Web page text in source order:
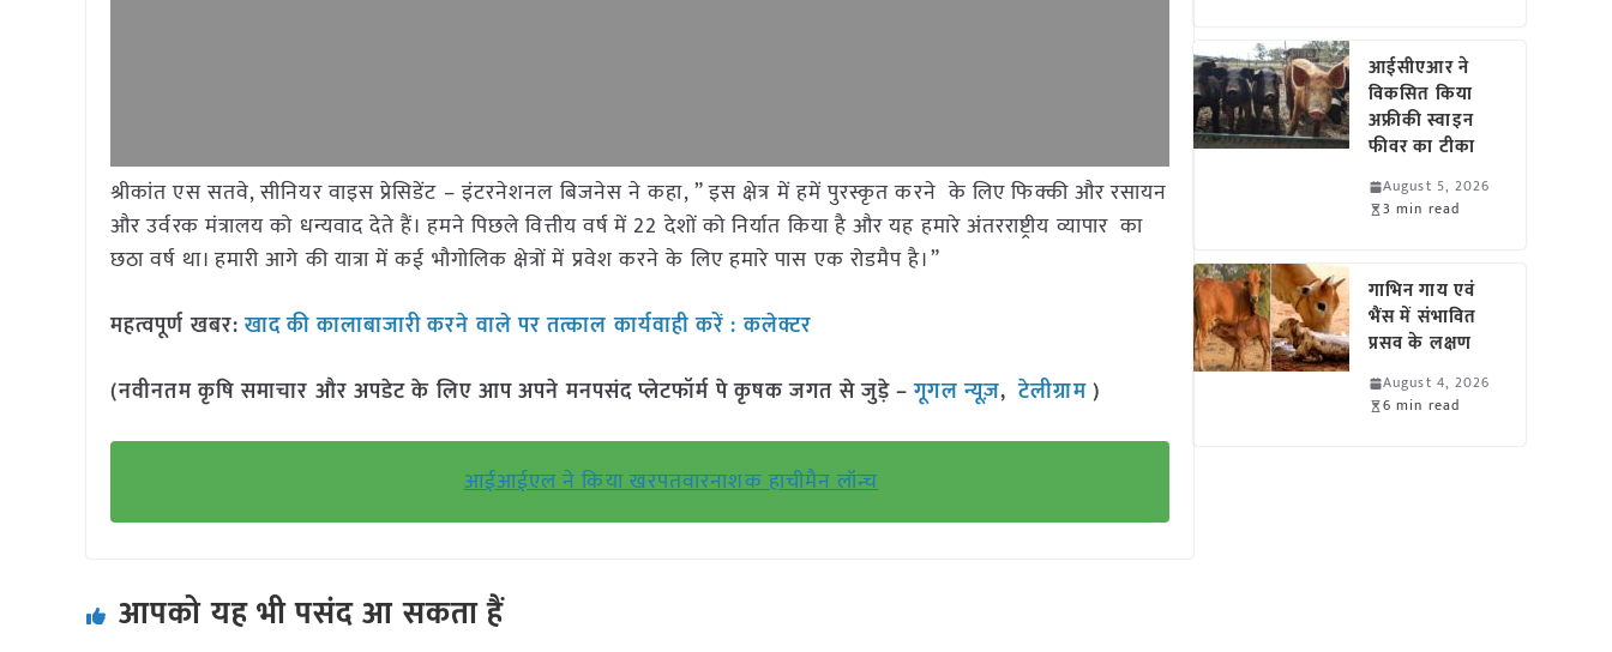
श्रीकांत एस सतवे, सीनियर वाइस प्रेसिडेंट – इंटरनेशनल बिजनेस ने कहा, ” इस क्षेत्र में हमें पुरस्कृत करने के लिए फिक्की और रसायन
और उर्वरक मंत्रालय को धन्यवाद देते हैं। हमने पिछले वित्तीय वर्ष में 22 देशों को निर्यात किया है और यह हमारे अंतरराष्ट्रीय व्यापार का
छठा वर्ष था। हमारी आगे की यात्रा में कई भौगोलिक क्षेत्रों में प्रवेश करने के लिए हमारे पास एक रोडमैप है।”
महत्वपूर्ण खबर: खाद की कालाबाजारी करने वाले पर तत्काल कार्यवाही करें : कलेक्टर
(नवीनतम कृषि समाचार और अपडेट के लिए आप अपने मनपसंद प्लेटफॉर्म पे कृषक जगत से जुड़े –गूगल न्यूज़,टेलीग्राम)
आईआईएल ने किया खरपतवारनाशक हाचीमैन लॉन्च
आपको यह भी पसंद आ सकता हैं
आईसीएआर ने
विकसित किया
अफ्रीकी स्वाइन
फीवर का टीका
August 5, 2026
3 min read
गाभिन गाय एवं
भैंस में संभावित
प्रसव के लक्षण
August 4, 2026
6 min read